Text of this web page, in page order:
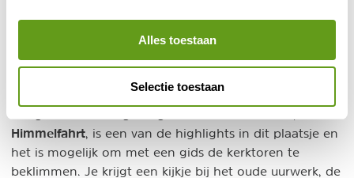
Alles toestaan
Selectie toestaan
4. Schönau im Schwarzwald
toch stadsrechten heeft. Het is prachtig gelegen tussen
Himmelfahrt , is een van de highlights in dit plaatsje en
het is mogelijk om met een gids de kerktoren te
beklimmen. Je krijgt een kijkje bij het oude uurwerk, de